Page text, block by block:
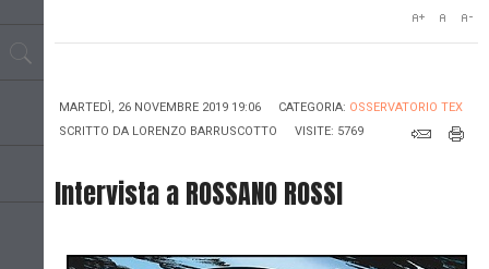
MARTEDÌ, 26 NOVEMBRE 2019 19:06 CATEGORIA: OSSERVATORIO TEX
SCRITTO DA LORENZO BARRUSCOTTO VISITE: 5769
Intervista a ROSSANO ROSSI